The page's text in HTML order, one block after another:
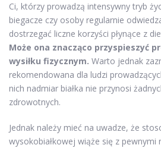
Ci, którzy prowadzą intensywny tryb
biegacze czy osoby regularnie
dostrzegać liczne korzyści płynące z
Może ona znacząco przyspieszyć
wysiłku fizycznym. Warto jednak
rekomendowana dla ludzi
nich nadmiar białka nie przynosi
zdrowotnych.
Jednak należy mieć na uwadze, że
wysokobiałkowej wiąże się z pewnymi